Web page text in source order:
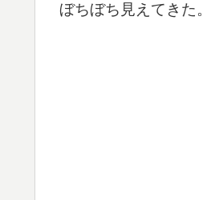
ぼちぼち見えてきた